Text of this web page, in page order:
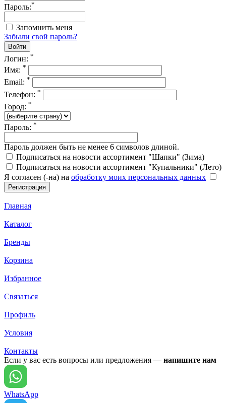
Пароль:*
Запомнить меня
Забыли свой пароль?
Логин: *
Имя: *
Email: *
Телефон: *
Город: *
Пароль: *
Пароль должен быть не менее 6 символов длиной.
Подписаться на новости ассортимент "Шапки" (Зима)
Подписаться на новости ассортимент "Купальники" (Лето)
Я согласен (-на) на обработку моих персональных данных
Главная
Каталог
Бренды
Корзина
Избранное
Связаться
Профиль
Условия
Контакты
Если у вас есть вопросы или предложения — напишите нам
WhatsApp